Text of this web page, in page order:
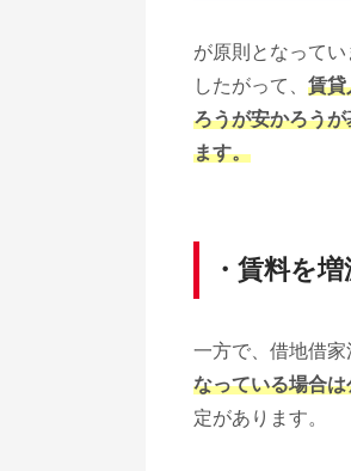
が原則となってい
したがって、 賃貸
ろうが安かろう
ます。
・賃料を
一方で、借地借家
なっている場合
定があります。